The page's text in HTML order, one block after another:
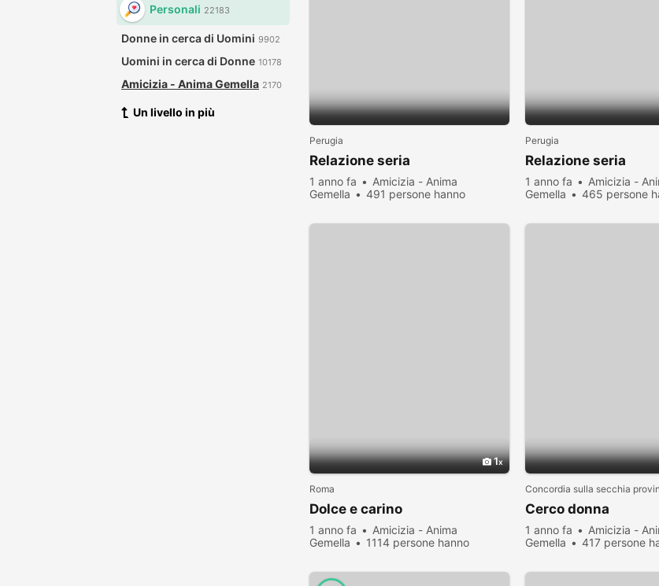
Personali 22183
Donne in cerca di Uomini 9902
Uomini in cerca di Donne 10178
Amicizia - Anima Gemella 2170
Un livello in più
Perugia
Relazione seria
1 anno fa
Amicizia - Anima
Gemella
491 persone hanno
Perugia
Relazione seria
1 anno fa
Amicizia -
Gemella
465 persone
1
Roma
Dolce e carino
1 anno fa
Amicizia - Anima
Gemella
1114 persone hanno
Concordia sulla secchia
Cerco donna
1 anno fa
Amicizia -
Gemella
417 persone